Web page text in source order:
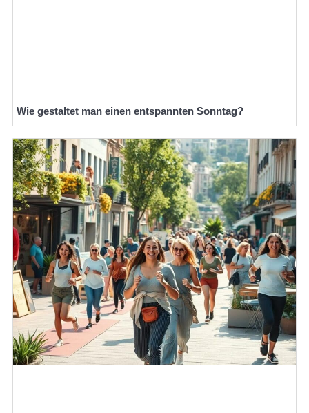
Wie gestaltet man einen entspannten Sonntag?